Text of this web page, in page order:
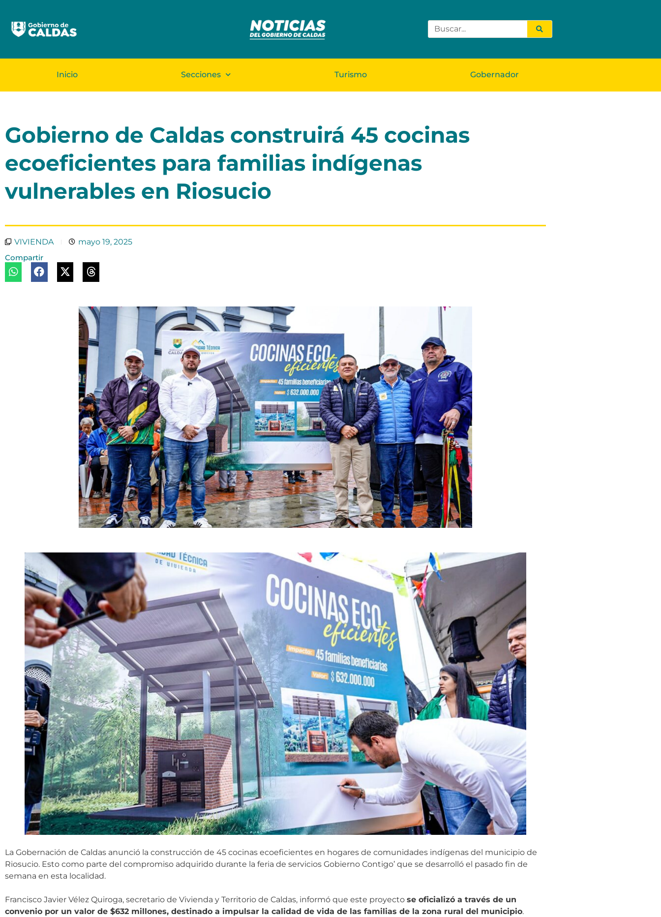
Inicio Secciones Turismo Gobernador
Gobierno de Caldas construirá 45 cocinas
ecoeficientes para familias indígenas
vulnerables en Riosucio
VIVIENDA
mayo 19, 2025
Compartir
La Gobernación de Caldas anunció la construcción de 45 cocinas ecoeficientes en hogares de comunidades indígenas del municipio de
Riosucio. Esto como parte del compromiso adquirido durante la feria de servicios Gobierno Contigo’ que se desarrolló el pasado fin de
semana en esta localidad.
Francisco Javier Vélez Quiroga, secretario de Vivienda y Territorio de Caldas, informó que este proyecto se oficializó a través de un
convenio por un valor de $632 millones, destinado a impulsar la calidad de vida de las familias de la zona rural del municipio.